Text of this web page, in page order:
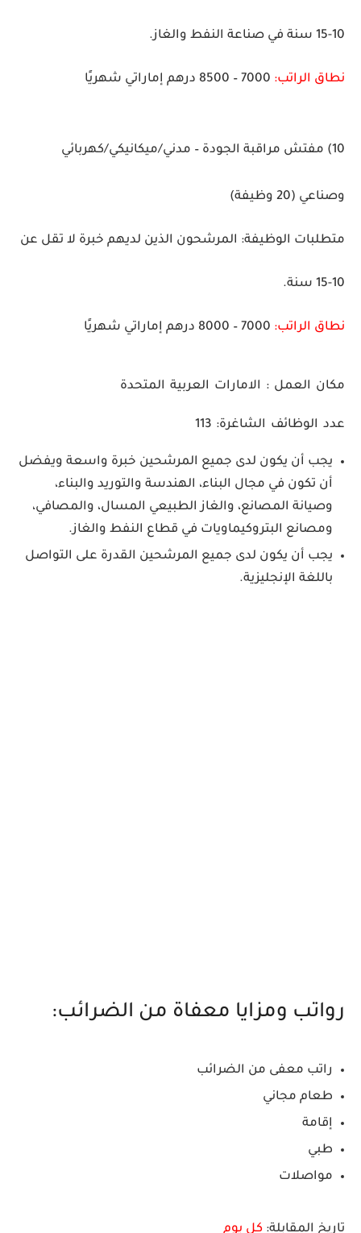
10-15 سنة في صناعة النفط والغاز.
نطاق الراتب:
10) مفتش مراقبة الجودة – مدني/ميكانيكي/كهربائي
وصناعي (20 وظيفة)
متطلبات الوظيفة: المرشحون الذين لديهم خبرة لا تقل عن
10-15 سنة.
نطاق الراتب:
مكان العمل : الامارات العربية المتحدة
عدد الوظائف الشاغرة:
يجب أن يكون لدى جميع المرشحين خبرة واسعة ويفضل
أن تكون في مجال البناء، الهندسة والتوريد والبناء،
وصيانة المصانع، والغاز الطبيعي المسال، والمصافي،
ومصانع البتروكيماويات في قطاع النفط والغاز.
يجب أن يكون لدى جميع المرشحين القدرة على التواصل
باللغة الإنجليزية.
رواتب ومزايا معفاة من الضرائب:
راتب معفى من الضرائب
طعام مجاني
إقامة
طبي
مواصلات
تاريخ المقابلة: كل يوم